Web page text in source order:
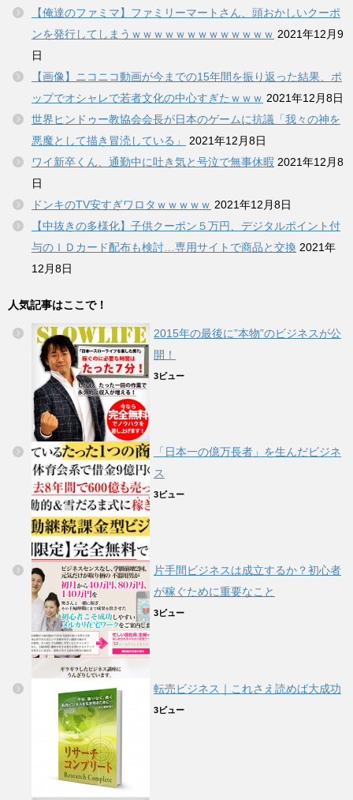
【俺達のファミマ】ファミリーマートさん、頭おかしいクーポ
ンを発行してしまうｗｗｗｗｗｗｗｗｗｗｗｗｗ 2021年12月9
日
【画像】ニコニコ動画が今までの15年間を振り返った結果、ポ
ップでオシャレで若者文化の中心すぎたｗｗｗ 2021年12月8日
世界ヒンドゥー教協会会長が日本のゲームに抗議「我々の神を
悪魔として描き冒涜している」
2021年12月8日
ワイ新卒くん、通勤中に吐き気と号泣で無事休暇 2021年12月8
日
ドンキのTV安すぎワロタｗｗｗｗｗ 2021年12月8日
【中抜きの多様化】子供クーポン５万円、デジタルポイント付
与のＩＤカード配布も検討…専用サイトで商品と交換 2021年
12月8日
人気記事はここで！
2015年の最後に”本物”のビジネスが公
開！
3ビュー
「日本一の億万長者」を生んだビジネ
ス
3ビュー
片手間ビジネスは成立するか？初心者
が稼ぐために重要なこと
3ビュー
転売ビジネス｜これさえ読めば大成功
3ビュー